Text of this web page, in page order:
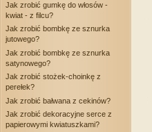
Jak zrobić gumkę do włosów -
kwiat - z filcu?
Jak zrobić bombkę ze sznurka
jutowego?
Jak zrobić bombkę ze sznurka
satynowego?
Jak zrobić stożek-choinkę z
perełek?
Jak zrobić bałwana z cekinów?
Jak zrobić dekoracyjne serce z
papierowymi kwiatuszkami?